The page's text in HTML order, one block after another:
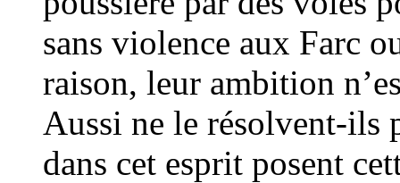
sans violence aux Farc
raison, leur ambition
Aussi ne le résolvent-ils
dans cet esprit posent